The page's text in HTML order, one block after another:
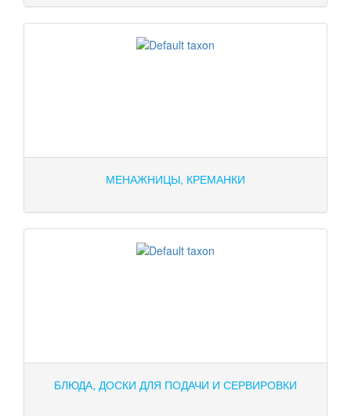
МЕНАЖНИЦЫ, КРЕМАНКИ
БЛЮДА, ДОСКИ ДЛЯ ПОДАЧИ И СЕРВИРОВКИ